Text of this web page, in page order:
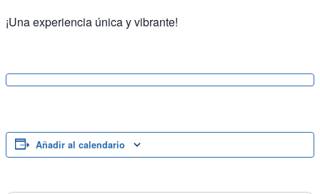
¡Una experiencia única y vibrante!
Añadir al calendario